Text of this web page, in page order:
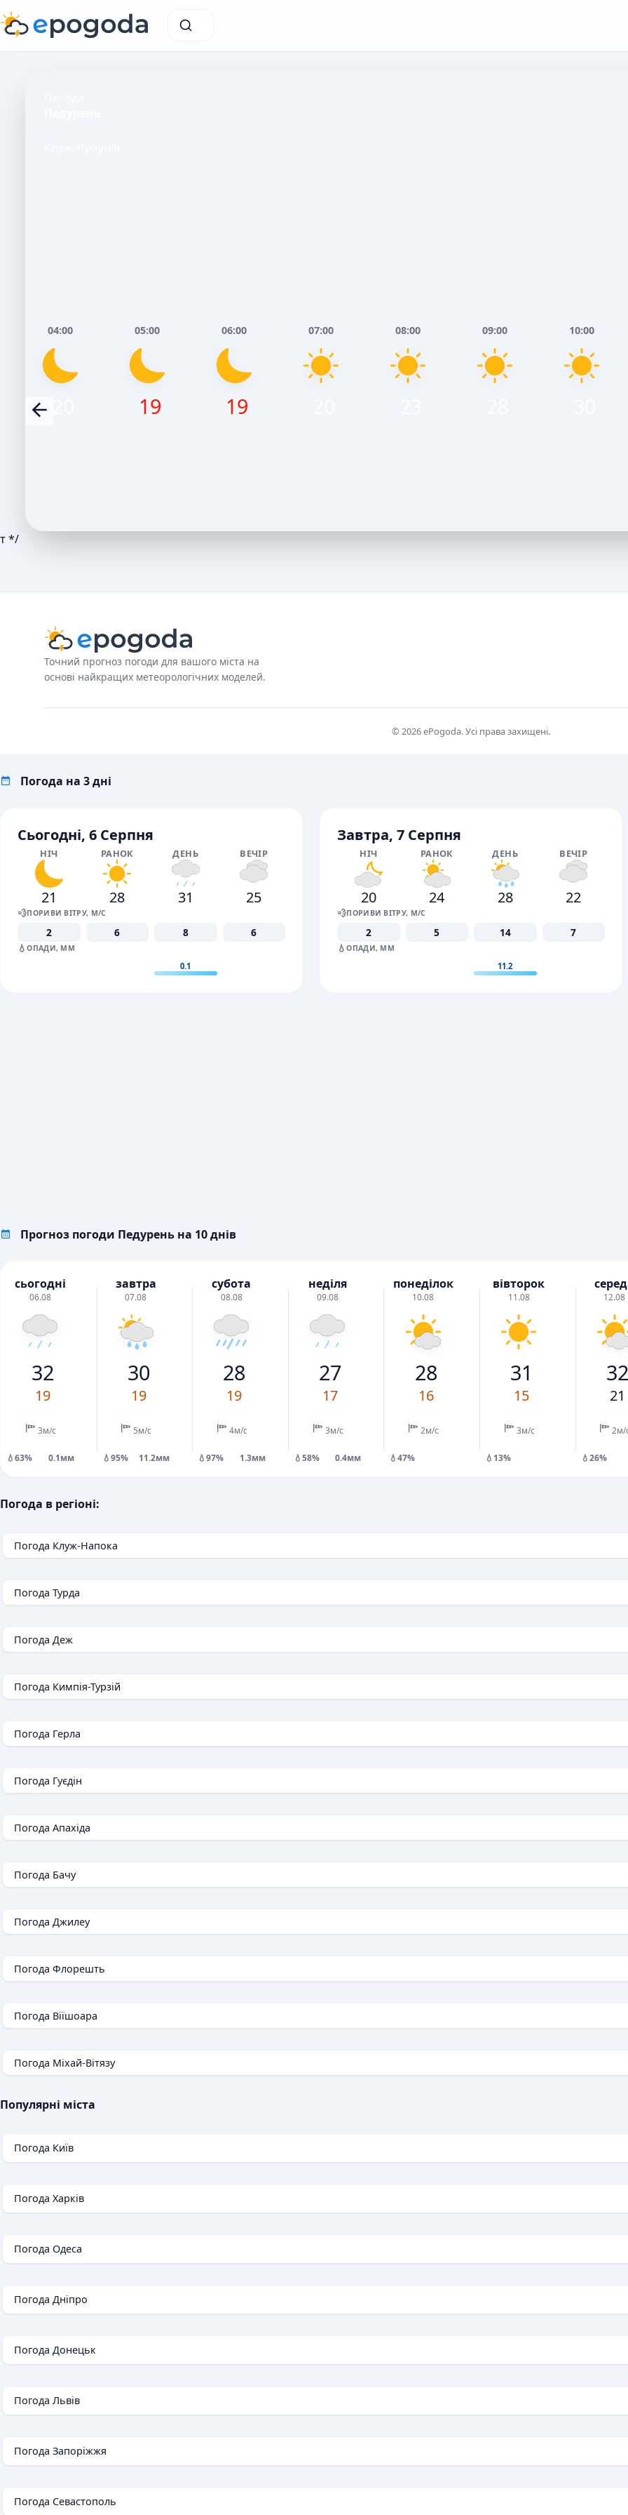
04:00 05:00
19
06:00
19
07:00 08:00 09:00 10:00
т */
Точний прогноз погоди для вашого міста на
основі найкращих метеорологічних моделей.
© 2026 ePogoda. Усі права захищені.
Погода на 3 дні
Сьогодні, 6 Серпня
НІЧ РАНОК ДЕНЬ ВЕЧІР
21 28 31 25
💨ПОРИВИ ВІТРУ, М/С
2 6 8 6
💧ОПАДИ, ММ
0.1
Завтра, 7 Серпня
НІЧ РАНОК ДЕНЬ ВЕЧІР
20 24 28 22
💨ПОРИВИ ВІТРУ, М/С
2 5 14 7
💧ОПАДИ, ММ
11.2
Прогноз погоди Педурень на 10 днів
сьогодні
06.08
32
19
3м/с
💧63% 0.1мм
завтра
07.08
30
19
5м/с
💧95% 11.2мм
субота
08.08
28
19
4м/с
💧97% 1.3мм
неділя
09.08
27
17
3м/с
💧58% 0.4мм
понеділок
10.08
28
16
2м/с
💧47%
вівторок
11.08
31
15
3м/с
💧13%
12.08
32
21
2м/
💧26%
Погода в регіоні:
Погода Клуж-Напока
Погода Турда
Погода Деж
Погода Кимпія-Турзій
Погода Герла
Погода Гуєдін
Погода Апахіда
Погода Бачу
Погода Джилеу
Погода Флорешть
Погода Віїшоара
Погода Міхай-Вітязу
Популярні міста
Погода Київ
Погода Харків
Погода Одеса
Погода Дніпро
Погода Донецьк
Погода Львів
Погода Запоріжжя
Погода Севастополь